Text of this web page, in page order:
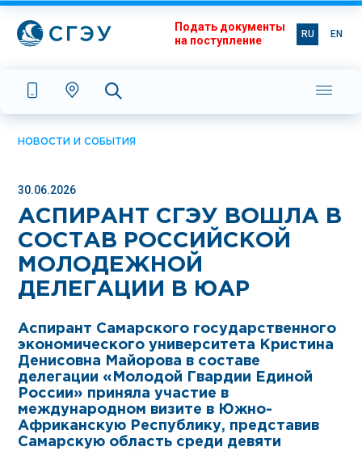
RU EN
Подать документы
на поступление
НОВОСТИ И СОБЫТИЯ
30.06.2026
АСПИРАНТ СГЭУ ВОШЛА В
СОСТАВ РОССИЙСКОЙ
МОЛОДЕЖНОЙ
ДЕЛЕГАЦИИ В ЮАР
Аспирант Самарского государственного
экономического университета Кристина
Денисовна Майорова в составе
делегации «Молодой Гвардии Единой
России» приняла участие в
международном визите в Южно-
Африканскую Республику, представив
Самарскую область среди девяти